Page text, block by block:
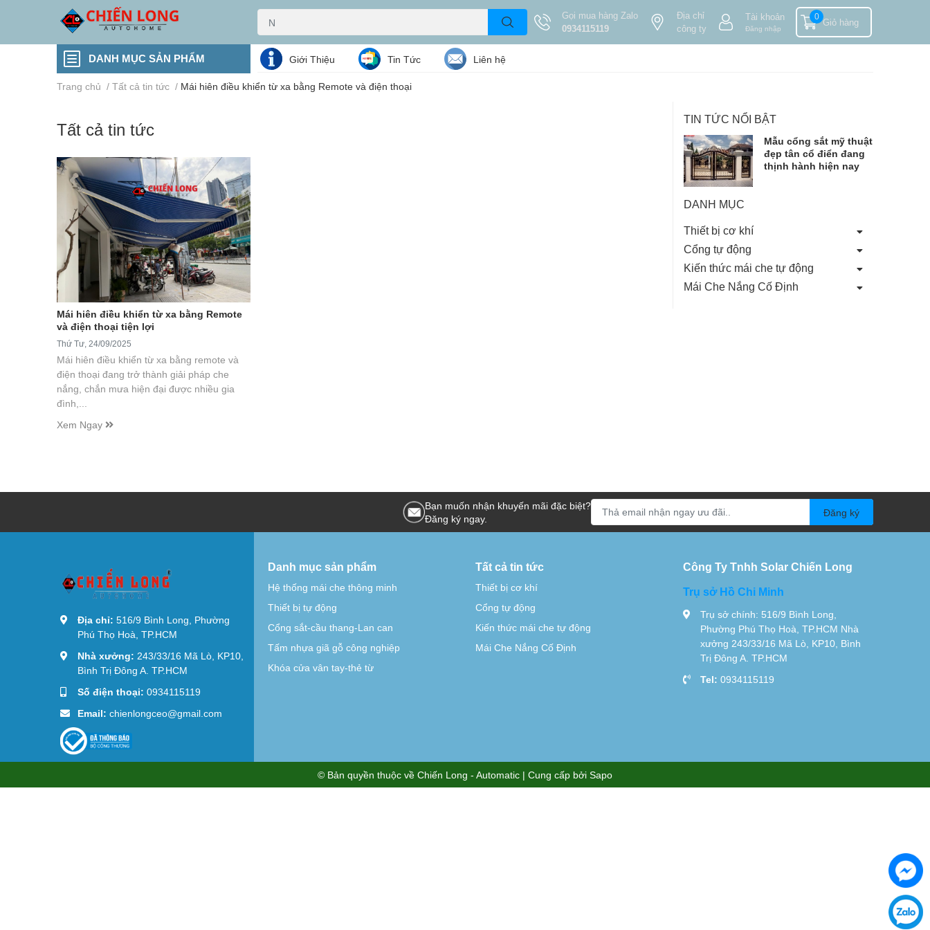
Gọi mua hàng Zalo
0934115119
Địa chỉ
công ty
Tài khoản
Đăng nhập
Giỏ hàng
0
DANH MỤC SẢN PHẨM Giới Thiệu Tin Tức Liên hệ
Trang chủ / Tất cả tin tức / Mái hiên điều khiển từ xa bằng Remote và điện thoại
Tất cả tin tức
Mái hiên điều khiển từ xa bằng Remote
và điện thoại tiện lợi
Thứ Tư, 24/09/2025
Mái hiên điều khiển từ xa bằng remote và
điện thoại đang trở thành giải pháp che
nắng, chắn mưa hiện đại được nhiều gia
đình,...
Xem Ngay
TIN TỨC NỔI BẬT
Mẫu cổng sắt mỹ thuật
đẹp tân cổ điển đang
thịnh hành hiện nay
DANH MỤC
Thiết bị cơ khí
Cổng tự động
Kiến thức mái che tự động
Mái Che Nắng Cố Định
Bạn muốn nhận khuyến mãi đặc biệt?
Đăng ký ngay.
Đăng ký
Địa chỉ: 516/9 Bình Long, Phường
Phú Thọ Hoà, TP.HCM
Nhà xưởng: 243/33/16 Mã Lò, KP10,
Bình Trị Đông A. TP.HCM
Số điện thoại: 0934115119
Email: chienlongceo@gmail.com
Danh mục sản phẩm
Hệ thống mái che thông minh
Thiết bị tự động
Cổng sắt-cầu thang-Lan can
Tấm nhựa giã gỗ công nghiệp
Khóa cửa vân tay-thẻ từ
Tất cả tin tức
Thiết bị cơ khí
Cổng tự động
Kiến thức mái che tự động
Mái Che Nắng Cố Định
Công Ty Tnhh Solar Chiến Long
Trụ sở Hồ Chi Minh
Trụ sở chính: 516/9 Bình Long,
Phường Phú Thọ Hoà, TP.HCM Nhà
xưởng 243/33/16 Mã Lò, KP10, Bình
Trị Đông A. TP.HCM
Tel: 0934115119
© Bản quyền thuộc về Chiến Long - Automatic | Cung cấp bởi Sapo